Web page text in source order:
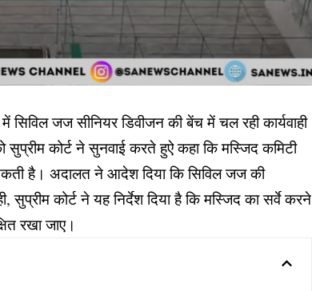
जज सीनियर डिवीजन की बेंच में चल रही कार्यवाही
कोर्ट ने सुनवाई करते हुऐ कहा कि मस्जिद कमिटी
है। अदालत ने आदेश दिया कि सिविल जज की
सुप्रीम कोर्ट ने यह निर्देश दिया है कि मस्जिद का सर्वे करने
रखा जाए।